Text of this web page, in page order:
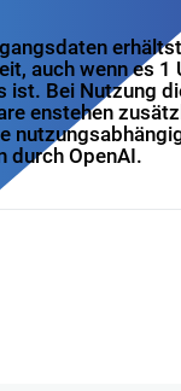
auch wenn es 1
ist. Bei Nutzung
enstehen
durch OpenAI.